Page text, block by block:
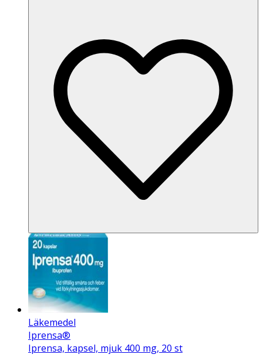
Läkemedel
Iprensa®
Iprensa, kapsel, mjuk 400 mg, 20 st